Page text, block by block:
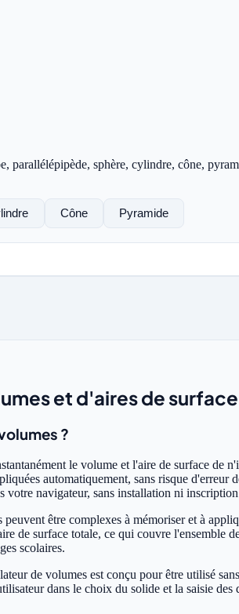
parallélépipède, sphère, cylindre, cône,
Cône
Pyramide
et d'aires de surface
?
le volume et l'aire de surface
automatiquement, sans risque
votre navigateur, sans installation ni
être complexes à mémoriser et à
de surface totale, ce qui couvre l'ensemble
scolaires.
de volumes est conçu pour être utilisé
dans le choix du solide et la saisie